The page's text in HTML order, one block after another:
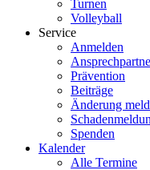
Turnen
Volleyball
Service
Anmelden
Prävention
Beiträge
Änderung
Spenden
Kalender
Alle Termine